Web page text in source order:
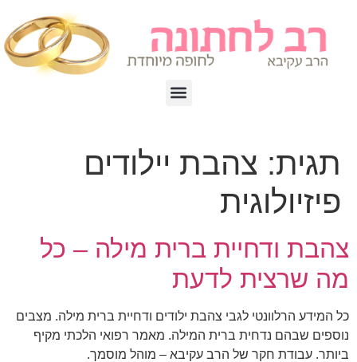
תגית: צהבת יילודים
פיזיולוגית
צהבת ודחיית ברית מילה – כל
מה שרצית לדעת
כל המידע הרלוונטי לגבי צהבת ילודים ודחיית ברית מילה. מצבים
נוספים שבהם נדחית ברית המילה. מאמר רפואי הלכתי מקיף
ביותר. עבודת חקר של הרב עקיבא – מוהל מוסמך.